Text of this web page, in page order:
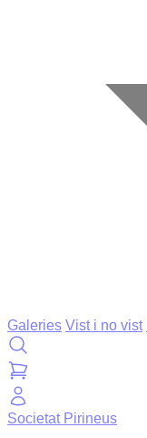
Galeries Vist i no vist
Societat Pirineus